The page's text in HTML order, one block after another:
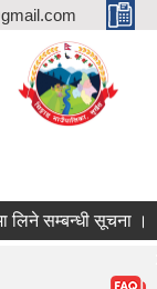
सम्बन्धी सूचना ।